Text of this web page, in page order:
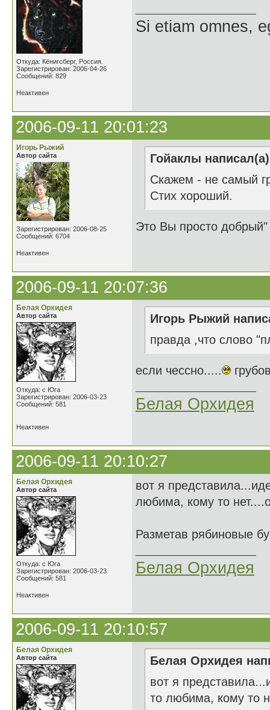
Откуда: Кёнигсберг, Россия.
Зарегистрирован: 2006-04-26
Сообщений: 829
Si etiam omnes,
Неактивен
2006-09-11 20:01:23
Игорь Рыжий
Автор сайта
Зарегистрирован: 2006-08-25
Сообщений: 6704
Гойаклы
Cкажем - не самый
Стих хороший.
Это Вы просто
Неактивен
2006-09-11 20:07:36
Белая Орхидея
Автор сайта
Откуда: с Юга
Зарегистрирован: 2006-03-23
Сообщений: 581
Игорь Рыжий
правда ,что слово
если чессно.....
Белая Орхидея
Неактивен
2006-09-11 20:10:27
Белая Орхидея
Автор сайта
Откуда: с Юга
Зарегистрирован: 2006-03-23
Сообщений: 581
вот я
любима, кому то
Разметав рябиновые
Белая Орхидея
Неактивен
2006-09-11 20:10:57
Белая Орхидея
Автор сайта
Белая Орхидея
вот я
то любима, кому то